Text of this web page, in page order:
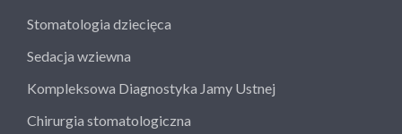
Stomatologia dziecięca
Sedacja wziewna
Kompleksowa Diagnostyka Jamy Ustnej
Chirurgia stomatologiczna